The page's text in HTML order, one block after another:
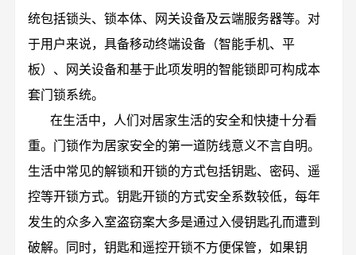
统包括锁头、锁本体、网关设备及云端服务器等。对
于用户来说，具备移动终端设备（智能手机、平
板）、网关设备和基于此项发明的智能锁即可构成本
套门锁系统。
在生活中，人们对居家生活的安全和快捷十分看
重。门锁作为居家安全的第一道防线意义不言自明。
生活中常见的解锁和开锁的方式包括钥匙、密码、遥
控等开锁方式。钥匙开锁的方式安全系数较低，每年
发生的众多入室盗窃案大多是通过入侵钥匙孔而遭到
破解。同时，钥匙和遥控开锁不方便保管，如果钥